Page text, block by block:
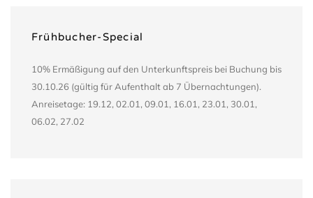
Frühbucher-Special
10% Ermäßigung auf den Unterkunftspreis bei Buchung bis
30.10.26 (gültig für Aufenthalt ab 7 Übernachtungen).
Anreisetage: 19.12, 02.01, 09.01, 16.01, 23.01, 30.01,
06.02, 27.02